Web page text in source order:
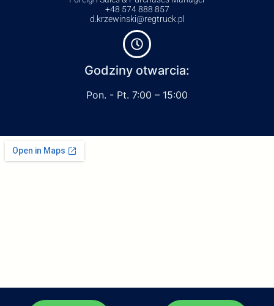
+48 574 888 857
d.krzewinski@regtruck.pl
Godziny otwarcia:
Pon. - Pt. 7:00 – 15:00